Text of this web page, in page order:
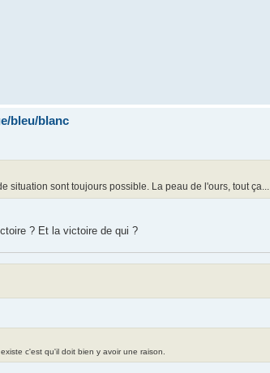
bleu/blanc
situation sont toujours possible. La peau de l'ours, tout ça...
? Et la victoire de qui ?
c'est qu'il doit bien y avoir une raison.